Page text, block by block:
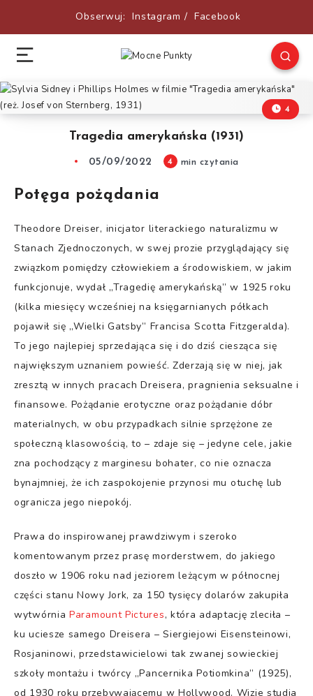
Obserwuj: Instagram / Facebook
4
Tragedia amerykańska (1931)
05/09/2022 4 min czytania
Potęga pożądania
Theodore Dreiser, inicjator literackiego naturalizmu w
Stanach Zjednoczonych, w swej prozie przyglądający się
związkom pomiędzy człowiekiem a środowiskiem, w jakim
funkcjonuje, wydał „Tragedię amerykańską” w 1925 roku
(kilka miesięcy wcześniej na księgarnianych półkach
pojawił się „Wielki Gatsby” Francisa Scotta Fitzgeralda).
To jego najlepiej sprzedająca się i do dziś ciesząca się
największym uznaniem powieść. Zderzają się w niej, jak
zresztą w innych pracach Dreisera, pragnienia seksualne i
finansowe. Pożądanie erotyczne oraz pożądanie dóbr
materialnych, w obu przypadkach silnie sprzężone ze
społeczną klasowością, to – zdaje się – jedyne cele, jakie
zna pochodzący z marginesu bohater, co nie oznacza
bynajmniej, że ich zaspokojenie przynosi mu otuchę lub
ogranicza jego niepokój.
Prawa do inspirowanej prawdziwym i szeroko
komentowanym przez prasę morderstwem, do jakiego
doszło w 1906 roku nad jeziorem leżącym w północnej
części stanu Nowy Jork, za 150 tysięcy dolarów zakupiła
wytwórnia Paramount Pictures, która adaptację zleciła –
ku uciesze samego Dreisera – Siergiejowi Eisensteinowi,
Rosjaninowi, przedstawicielowi tak zwanej sowieckiej
szkoły montażu i twórcy „Pancernika Potiomkina” (1925),
od 1930 roku przebywającemu w Hollywood. Wizje studia